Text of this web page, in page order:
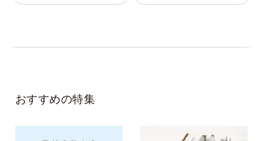
おすすめの特集